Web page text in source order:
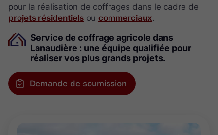
pour la réalisation de coffrages dans le cadre de
projets résidentiels ou commerciaux.
Service de coffrage agricole dans
Lanaudière : une équipe qualifiée pour
réaliser vos plus grands projets.
Demande de soumission